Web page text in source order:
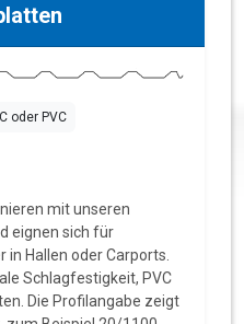
oder PVC
mit unseren
eignen sich für
in Hallen oder Carports.
Schlagfestigkeit, PVC
Die Profilangabe zeigt